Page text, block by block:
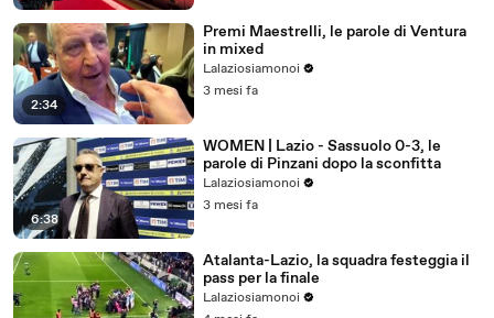
2:34
Premi Maestrelli, le parole di Ventura
in mixed
Lalaziosiamonoi
3 mesi fa
6:38
WOMEN | Lazio - Sassuolo 0-3, le
parole di Pinzani dopo la sconfitta
Lalaziosiamonoi
3 mesi fa
Atalanta-Lazio, la squadra festeggia il
pass per la finale
Lalaziosiamonoi